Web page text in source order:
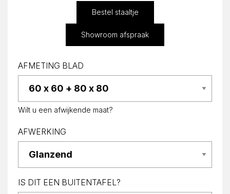
Bestel staaltje
Showroom afspraak
AFMETING BLAD
Wilt u een afwijkende maat?
AFWERKING
IS DIT EEN BUITENTAFEL?